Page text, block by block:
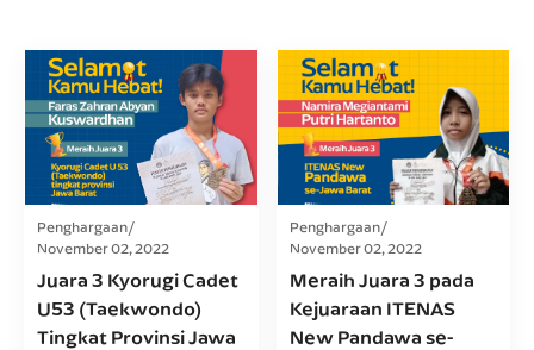
Penghargaan
November 02, 2022
Juara 3 Kyorugi Cadet
U53 (Taekwondo)
Tingkat Provinsi Jawa
Penghargaan
November 02, 2022
Meraih Juara 3 pada
Kejuaraan ITENAS
New Pandawa se-